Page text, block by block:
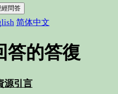
經問答
简体中文
答的答復
源引言